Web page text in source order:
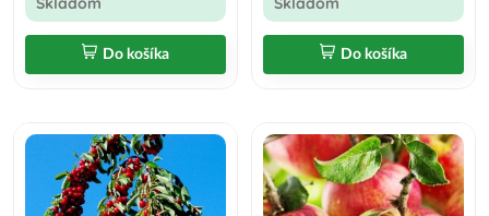
Do košíka Do košíka